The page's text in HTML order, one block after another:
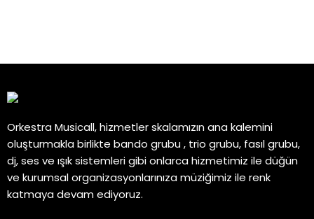
Orkestra Musicall, hizmetler skalamızın ana kalemini
oluşturmakla birlikte bando grubu , trio grubu, fasıl grubu,
dj, ses ve ışık sistemleri gibi onlarca hizmetimiz ile düğün
ve kurumsal organizasyonlarınıza müziğimiz ile renk
katmaya devam ediyoruz.